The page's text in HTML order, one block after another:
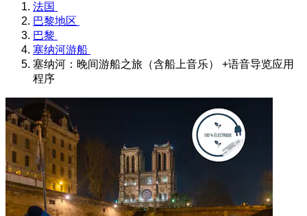
法国
巴黎地区
巴黎
塞纳河游船
塞纳河：晚间游船之旅（含船上音乐） +语音导览应用
程序